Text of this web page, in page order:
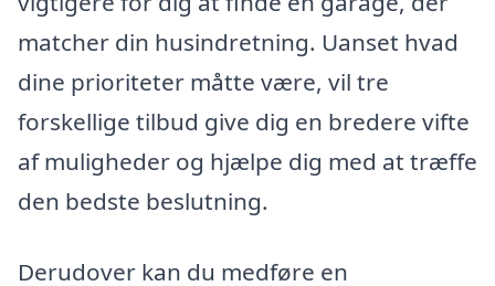
matcher din husindretning. Uanset hvad
dine prioriteter måtte være, vil tre
forskellige tilbud give dig en bredere vifte
af muligheder og hjælpe dig med at træffe
den bedste beslutning.
Derudover kan du medføre en